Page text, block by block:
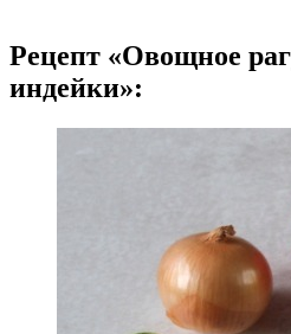
Рецепт «Овощное
индейки»: